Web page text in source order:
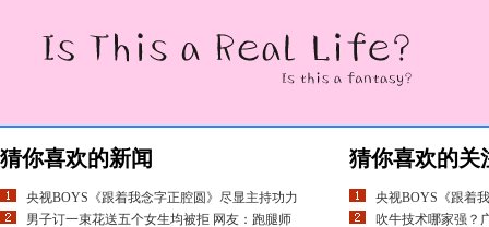
猜你喜欢的新闻
央视BOYS《跟着我念字正腔圆》尽显主持功力
男子订一束花送五个女生均被拒 网友：跑腿师
猜你喜欢的关
央视BOYS《跟着
吹牛技术哪家强？